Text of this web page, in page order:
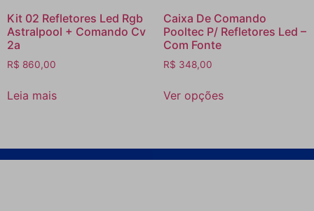
Kit 02 Refletores Led Rgb
Astralpool + Comando Cv
2a
R$ 860,00
Leia mais
Caixa De Comando
Pooltec P/ Refletores Led –
Com Fonte
R$ 348,00
Ver opções